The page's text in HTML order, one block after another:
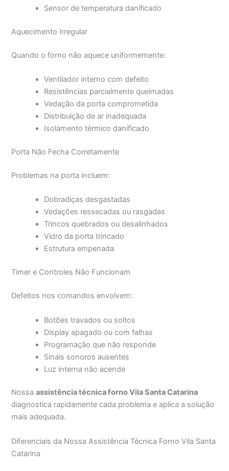
Sensor de temperatura danificado
Aquecimento Irregular
Quando o forno não aquece uniformemente:
Ventilador interno com defeito
Resistências parcialmente queimadas
Vedação da porta comprometida
Distribuição de ar inadequada
Isolamento térmico danificado
Porta Não Fecha Corretamente
Problemas na porta incluem:
Dobradiças desgastadas
Vedações ressecadas ou rasgadas
Trincos quebrados ou desalinhados
Vidro da porta trincado
Estrutura empenada
Timer e Controles Não Funcionam
Defeitos nos comandos envolvem:
Botões travados ou soltos
Display apagado ou com falhas
Programação que não responde
Sinais sonoros ausentes
Luz interna não acende
Nossaassistência técnica forno Vila Santa Catarina
diagnostica rapidamente cada problema e aplica a solução
mais adequada.
Diferenciais da Nossa Assistência Técnica Forno Vila Santa
Catarina